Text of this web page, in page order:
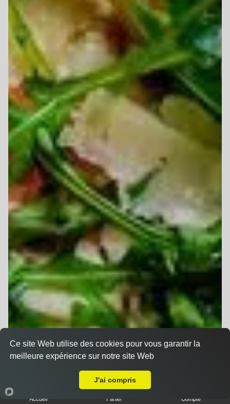
Accueil Panier Compte
Ce site Web utilise des cookies pour vous garantir la
meilleure expérience sur notre site Web
J'ai compris